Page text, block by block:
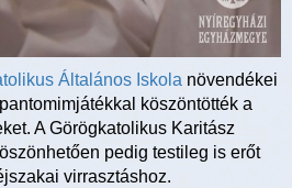
Általános Iskola növendékei
köszöntötték a
A Görögkatolikus Karitász
pedig testileg is erőt
virrasztáshoz.